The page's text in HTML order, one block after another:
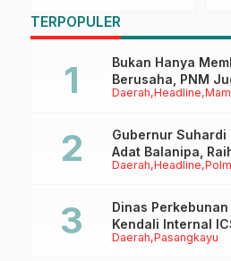
Mahasiswa
Kembangkan Layanan
Klinik Pratama
TERPOPULER
Daerah Headline
Bukan Hanya
Berusaha, PNM
Anaknya Untuk
Daerah Headline
Gubernur Suhardi
Adat Balanipa,
Tappidena
Daerah Pasangkayu
Dinas
Kendali Internal
Sertifikasi ISPO